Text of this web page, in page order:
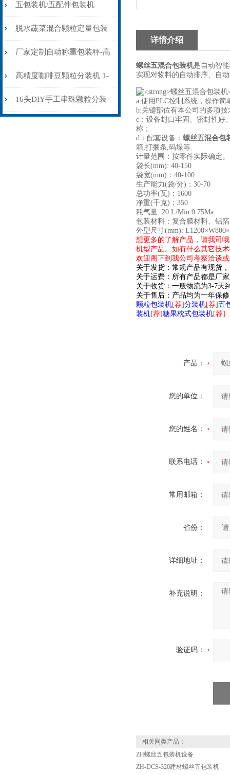
五包装机/五配件包装机
脱水蔬菜混合颗粒定量包装
机 厂家定制多头颗粒包装机
厂家定制自动称重包装秤-高
水分有机肥定量包装秤价格
高精度咖啡豆颗粒分装机 1-
1000克颗粒自动计量分装机
16头DIY手工串珠颗粒分装
详情介绍
螺丝五混合包装机是自动智
实现对物料的自动排序、自
a:使用PLC控制系统，操作
b:关键部位有本公司的多项
c：设备封口牢固、密封性好
称；
d：配套设备： 螺丝五混合包
箱,打捆条,码垛等.
计量范围：按零件实际确定。
袋长(mm): 40-150
袋宽(mm)：40-100
生产能力(袋/分)：30-70
总功率(瓦)：1600
净重(千克)：350
耗气量: 20 L/Min 0.75Ma
包装材料：复合膜材料、铝箔
外型尺寸(mm):
想更多的了解产品，请我司
机型产品。如有什么其它技
欢迎阁下到我公司考察洽谈
关于发货：常规产品有现货
关于运费：所有产品都是厂
关于收货：一般物流为3-7天
关于售后：产品均为一年保
颗粒包装机[荐]分装机[荐]五
装机[荐]糖果枕式包装机[荐]
产品：
您的单位：
您的姓名：
联系电话：
常用邮箱：
省份：
详细地址：
补充说明：
验证码：
相关同类产品：
ZH螺丝五包装机设备
ZH-DCS-320建材螺丝五包装机